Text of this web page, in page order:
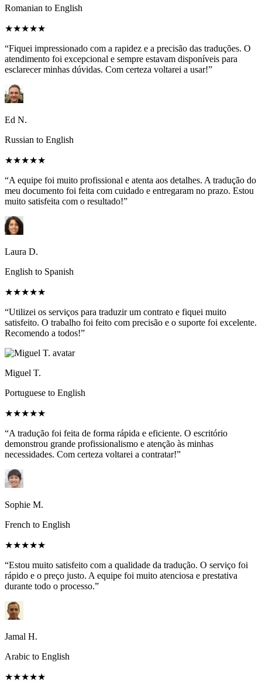
Romanian to English
★★★★★
“Fiquei impressionado com a rapidez e a precisão das traduções. O
atendimento foi excepcional e sempre estavam disponíveis para
esclarecer minhas dúvidas. Com certeza voltarei a usar!”
Ed N.
Russian to English
★★★★★
“A equipe foi muito profissional e atenta aos detalhes. A tradução do
meu documento foi feita com cuidado e entregaram no prazo. Estou
muito satisfeita com o resultado!”
Laura D.
English to Spanish
★★★★★
“Utilizei os serviços para traduzir um contrato e fiquei muito
satisfeito. O trabalho foi feito com precisão e o suporte foi excelente.
Recomendo a todos!”
Miguel T.
Portuguese to English
★★★★★
“A tradução foi feita de forma rápida e eficiente. O escritório
demonstrou grande profissionalismo e atenção às minhas
necessidades. Com certeza voltarei a contratar!”
Sophie M.
French to English
★★★★★
“Estou muito satisfeito com a qualidade da tradução. O serviço foi
rápido e o preço justo. A equipe foi muito atenciosa e prestativa
durante todo o processo.”
Jamal H.
Arabic to English
★★★★★